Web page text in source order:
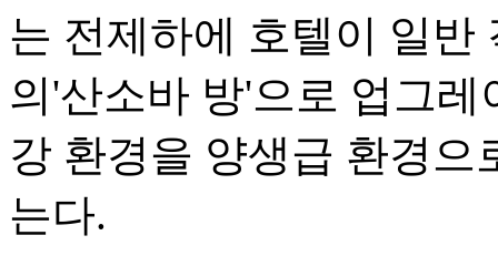
는 전제하에 호텔이 일반
의'산소바 방'으로 업그
강 환경을 양생급 환경으
는다.